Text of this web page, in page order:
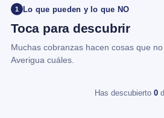
1 Lo que pueden y lo que NO
Toca para descubrir
Muchas cobranzas hacen cosas que
Averigua cuáles.
Has descubierto 0